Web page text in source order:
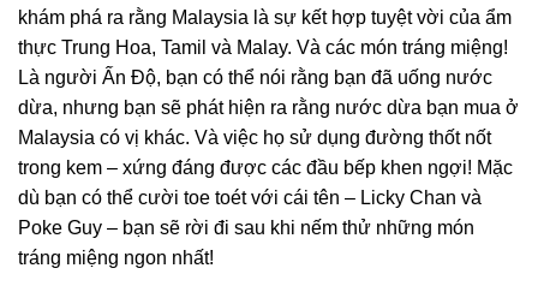
khám phá ra rằng Malaysia là sự kết hợp tuyệt vời của ẩm
thực Trung Hoa, Tamil và Malay. Và các món tráng miệng!
Là người Ấn Độ, bạn có thể nói rằng bạn đã uống nước
dừa, nhưng bạn sẽ phát hiện ra rằng nước dừa bạn mua ở
Malaysia có vị khác. Và việc họ sử dụng đường thốt nốt
trong kem – xứng đáng được các đầu bếp khen ngợi! Mặc
dù bạn có thể cười toe toét với cái tên – Licky Chan và
Poke Guy – bạn sẽ rời đi sau khi nếm thử những món
tráng miệng ngon nhất!